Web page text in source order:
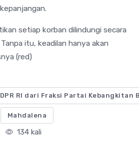
setiap korban dilindungi secara
itu, keadilan hanya akan
(red)
RI dari Fraksi Partai Kebangkitan
Mahdalena
134 kali